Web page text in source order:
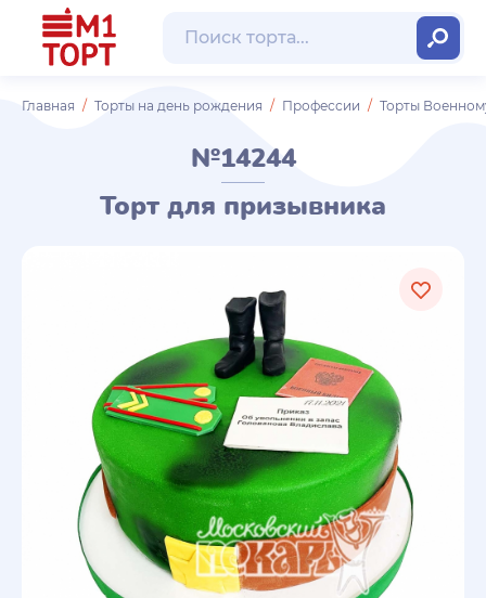
Главная Торты на день рождения Профессии Торты
№14244
Торт для призывника